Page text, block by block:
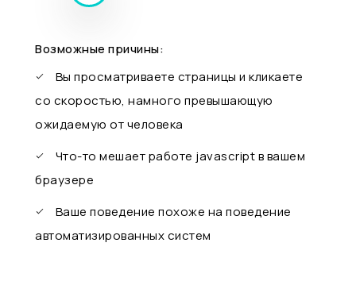
Возможные причины:
Вы просматриваете страницы и кликаете
со скоростью, намного превышающую
ожидаемую от человека
Что-то мешает работе javascript в вашем
браузере
Ваше поведение похоже на поведение
автоматизированных систем